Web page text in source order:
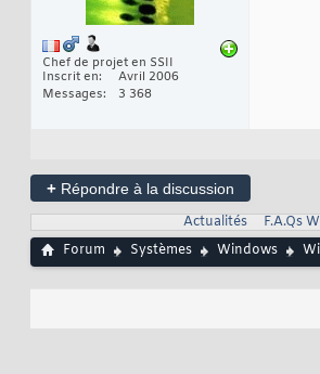
Chef de projet en SSII
Inscrit en
Avril 2006
Messages
3 368
+ Répondre à la discussion
Actualités
F.A.Qs
Forum
Systèmes Windows